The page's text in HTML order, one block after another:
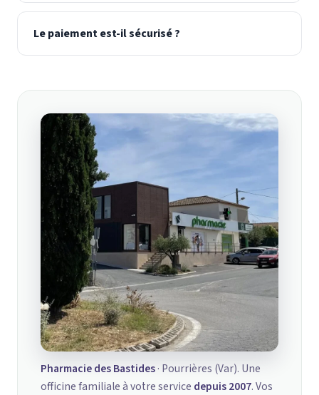
Le paiement est-il sécurisé ?
Pharmacie des Bastides· Pourrières (Var). Une
officine familiale à votre service depuis 2007. Vos